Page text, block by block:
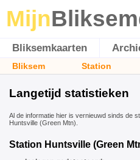
Mijn
Bliksemkaarten
Bliksem Station
Langetijd statistieken
Al de informatie hier is vernieuwd sinds de
Huntsville (Green Mtn).
Station Huntsville (Green